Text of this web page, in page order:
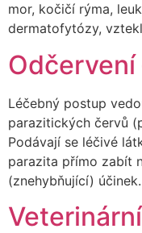
mor, kočičí rýma,
dermatofytózy,
Léčebný postup
parazitických červů
Podávají se léčivé
parazita přímo zabít
(znehybňující) účinek.